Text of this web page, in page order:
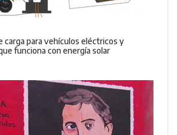
carga para vehículos eléctricos y
funciona con energía solar